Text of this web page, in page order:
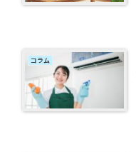
コラム